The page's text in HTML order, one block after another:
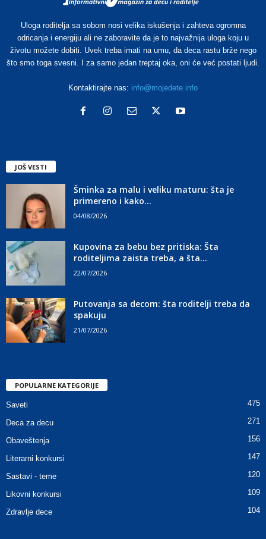
Uloga roditelja sa sobom nosi velika iskušenja i zahteva ogromna
odricanja i energiju ali ne zaboravite da je to najvažnija uloga koju u
životu možete dobiti. Uvek treba imati na umu, da deca rastu brže nego
što smo toga svesni. I za samo jedan treptaj oka, oni će već postati ljudi.
Kontaktirajte nas: info@mojedete.info
JOŠ VESTI
Šminka za malu i veliku maturu: šta je
primereno i kako...
04/08/2026
Kupovina za bebu bez pritiska: Šta
roditeljima zaista treba, a šta...
22/07/2026
Putovanja sa decom: šta roditelji treba da
spakuju
21/07/2026
POPULARNE KATEGORIJE
Saveti 475
Deca za decu 271
Obaveštenja 156
Literarni konkursi 147
Sastavi - teme 120
Likovni konkursi 109
Zdravlje dece 104